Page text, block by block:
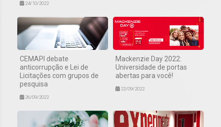
24/10/2022
CEMAPI debate
anticorrupção e Lei de
Licitações com grupos de
pesquisa
26/09/2022
Mackenzie Day 2022:
Universidade de portas
abertas para você!
22/09/2022